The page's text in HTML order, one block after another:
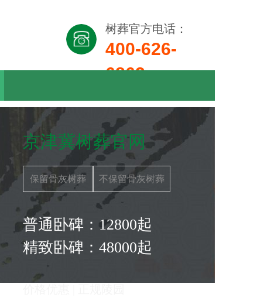
京津冀树葬官网
普通卧碑：12800起
精致卧碑：48000起
树葬官方电话：
400-626-
6862
保留骨灰树葬 不保留骨灰树葬